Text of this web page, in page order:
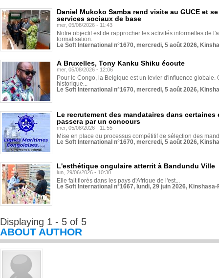
Daniel Mukoko Samba rend visite au GUCE et
services sociaux de base
mer, 05/08/2026 - 11:43
Notre objectif est de rapprocher les activités informelles de
formalisation.
Le Soft International n°1670, mercredi, 5 août 2026,
À Bruxelles, Tony Kanku Shiku écoute
mer, 05/08/2026 - 12:06
Pour le Congo, la Belgique est un levier d'influence globale.
historique...
Le Soft International n°1670, mercredi, 5 août 2026,
Le recrutement des mandataires dans
passera par un concours
mer, 05/08/2026 - 11:55
Mise en place du processus compétitif de sélection des
Le Soft International n°1670, mercredi, 5 août 2026,
L'esthétique ongulaire atterrit à Bandundu Ville
lun, 29/06/2026 - 10:30
Elle fait florès dans les pays d'Afrique de l'est...
Le Soft International n°1667, lundi, 29 juin 2026,
Displaying 1 - 5 of 5
ABOUT AUTHOR